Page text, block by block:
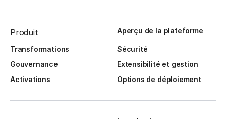
Produit Aperçu de la plateforme
Transformations
Sécurité
Gouvernance
Extensibilité et gestion
Activations
Options de déploiement